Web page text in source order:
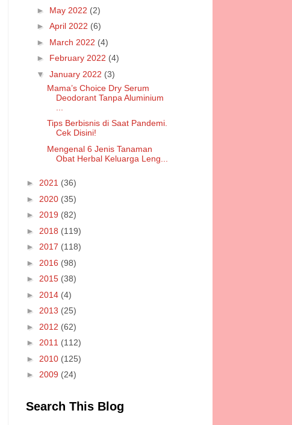
► May 2022 (2)
► April 2022 (6)
► March 2022 (4)
► February 2022 (4)
▼ January 2022 (3)
Mama’s Choice Dry Serum
Deodorant Tanpa Aluminium
Tips Berbisnis di Saat Pandemi.
Cek Disini!
Mengenal 6 Jenis Tanaman
Obat Herbal Keluarga Leng...
► 2021 (36)
► 2020 (35)
► 2019 (82)
► 2018 (119)
► 2017 (118)
► 2016 (98)
► 2015 (38)
► 2014 (4)
► 2013 (25)
► 2012 (62)
► 2011 (112)
► 2010 (125)
► 2009 (24)
Search This Blog